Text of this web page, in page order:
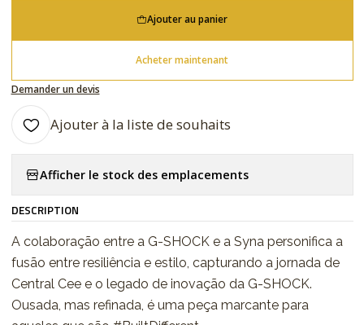
Ajouter au panier
Acheter maintenant
Demander un devis
Ajouter à la liste de souhaits
Afficher le stock des emplacements
DESCRIPTION
A colaboração entre a G-SHOCK e a Syna personifica a
fusão entre resiliência e estilo, capturando a jornada de
Central Cee e o legado de inovação da G-SHOCK.
Ousada, mas refinada, é uma peça marcante para